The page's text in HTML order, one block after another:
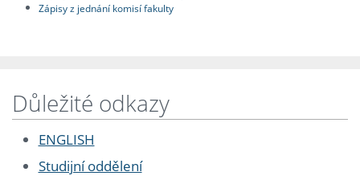
Zápisy z jednání komisí fakulty
Důležité odkazy
ENGLISH
Studijní oddělení